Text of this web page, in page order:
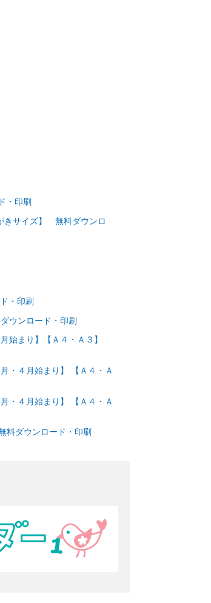
・印刷
きサイズ】 無料ダウンロ
・印刷
ウンロード・印刷
始まり】【Ａ４・Ａ３】
・４月始まり】 【Ａ４・Ａ
・４月始まり】 【Ａ４・Ａ
ダウンロード・印刷